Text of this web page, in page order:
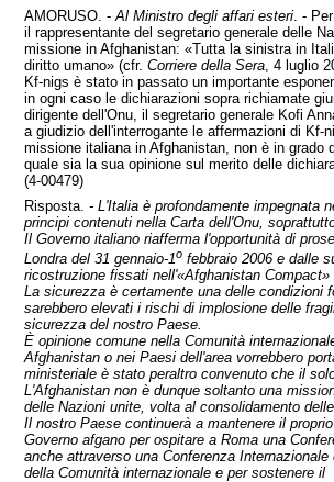
AMORUSO. - Al Ministro degli affari esteri. -
il rappresentante del segretario generale delle
missione in Afghanistan: «Tutta la sinistra in
diritto umano» (cfr. Corriere della Sera, 4 luglio
Kf-nigs è stato in passato un importante
in ogni caso le dichiarazioni sopra richiamate
dirigente dell'Onu, il segretario generale Kofi
a giudizio dell'interrogante le affermazioni di
missione italiana in Afghanistan, non è in
quale sia la sua opinione sul merito delle
(4-00479)
Risposta. - L'Italia è profondamente impegnata
principi contenuti nella Carta dell'Onu,
Il Governo italiano riafferma l'opportunità di
Londra del 31 gennaio-1ofebbraio 2006 e dalle
ricostruzione fissati nell'«Afghanistan
La sicurezza è certamente una delle condizioni
sarebbero elevati i rischi di implosione delle
sicurezza del nostro Paese.
È opinione comune nella Comunità
Afghanistan o nei Paesi dell'area vorrebbero
ministeriale è stato peraltro convenuto che il
L'Afghanistan non è dunque soltanto una
delle Nazioni unite, volta al consolidamento
Il nostro Paese continuerà a mantenere il
Governo afgano per ospitare a Roma una
anche attraverso una Conferenza
della Comunità internazionale e per sostenere il